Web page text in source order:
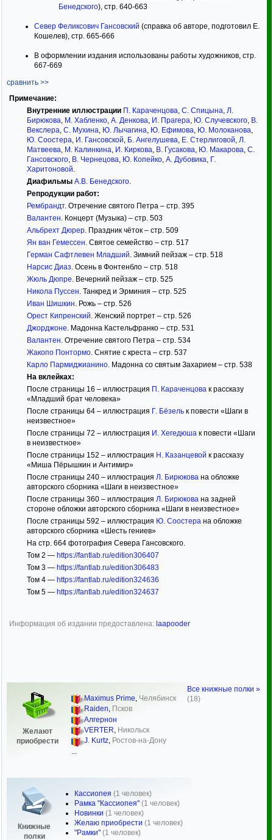
Бенедского), стр. 640-663
Север Феликсович Гансовский (справка об авторе, подготовил Е.
Кошелев), стр. 665-666
В оформлении издания использованы работы художников, стр.
667-669
сравнить >>
Примечание:
Внутренние иллюстрации П. Караченцова, С. Спицына, Л.
Бирюкова, М. Хабленко, А. Денкова, И. Прагера, Ю. Случевского, В.
Векслера, С. Мухина, Ю. Лычагина, Ю. Ефимова, Ю. Молоканова,
Ю. Соостера, И. Гансовской, Б. Ангелушева, Е. Стерлиговой, Л.
Матвеева, М. Калинкина, И. Киркова, В. Гусакова, Ю. Макарова, С.
Гансовского, В. Чернецова, Ю. Копейко, А. Дубовика, Г.
Харитоновой.
Диафильмы А.В. Бенедского.
Репродукции работ:
Рембрандт. Отречение святого Петра – стр. 395
Валантен. Концерт (Музыка) – стр. 503
Альбрехт Дюрер. Праздник чёток – стр. 509
Ян ван Гемессен. Святое семейство – стр. 517
Герман Сафтлевен Младший. Зимний пейзаж – стр. 518
Нарсис Диаз. Осень в Фонтенбло – стр. 518
Жюль Дюпре. Вечерний пейзаж – стр. 525
Никола Пуссен. Танкред и Эрминия – стр. 525
Иван Шишкин. Рожь – стр. 526
Орест Кипренский. Женский портрет – стр. 526
Джорджоне. Мадонна Кастельфранко – стр. 531
Валантен. Отречение святого Петра – стр. 534
Жакопо Понтормо. Снятие с креста – стр. 537
Карло Пармиджианино. Мадонна со святым Захарием – стр. 538
На вклейках:
После страницы 16 – иллюстрация П. Караченцовак рассказу
«Младший брат человека»
После страницы 64 – иллюстрация Г. Бёзельк повести «Шаги в
неизвестное»
После страницы 72 – иллюстрация И. Хегедюшак повести «Шаги
в неизвестное»
После страницы 152 – иллюстрация Н. Казанцевой к рассказу
«Миша Пёрышкин и Антимир»
После страницы 240 – иллюстрация Л. Бирюкована обложке
авторского сборника «Шаги в неизвестное»
После страницы 360 – иллюстрация Л. Бирюкована задней
стороне обложки авторского сборника «Шаги в неизвестное»
После страницы 592 – иллюстрация Ю. Соостерана обложке
авторского сборника «Шесть гениев»
На стр. 664 фотография Севера Гансовского.
Том 2 — https://fantlab.ru/edition306407
Том 3 — https://fantlab.ru/edition306483
Том 4 — https://fantlab.ru/edition324636
Том 5 — https://fantlab.ru/edition324637
Информация об издании предоставлена: laapooder
Желают
приобрести
Maximus Prime, Челябинск
Raiden, Псков
Алгернон
VERTER, Никольск
J. Kurtz, Ростов-на-Дону
Книжные
полки
Кассиопея (1 человек)
Рамка "Кассиопея" (1 человек)
Новинки (1 человек)
Желаю приобрести (1 человек)
"Рамки" (1 человек)
Все книжные полки »
(18)